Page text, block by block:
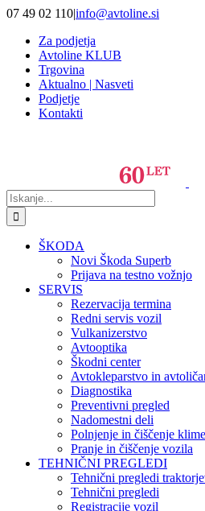
Skip
content
07 49 02 110|info@avtoline.si
Za podjetja
Avtoline KLUB
Trgovina
Aktualno | Nasveti
Podjetje
Kontakti
Iščite:
ŠKODA
Novi Škoda Superb
Prijava na testno vožnjo
SERVIS
Rezervacija termina
Redni servis vozil
Vulkanizerstvo
Avtooptika
Škodni center
Avtokleparstvo in
Diagnostika
Preventivni pregled
Nadomestni deli
Polnjenje in čiščenje klime
Pranje in čiščenje vozila
TEHNIČNI PREGLEDI
Tehnični pregledi
Tehnični pregledi
Registracije vozil